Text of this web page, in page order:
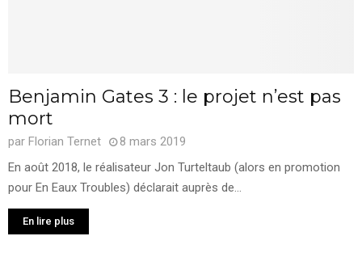
Benjamin Gates 3 : le projet n’est pas
mort
par Florian Ternet
8 mars 2019
En août 2018, le réalisateur Jon Turteltaub (alors en promotion
pour En Eaux Troubles) déclarait auprès de...
En lire plus